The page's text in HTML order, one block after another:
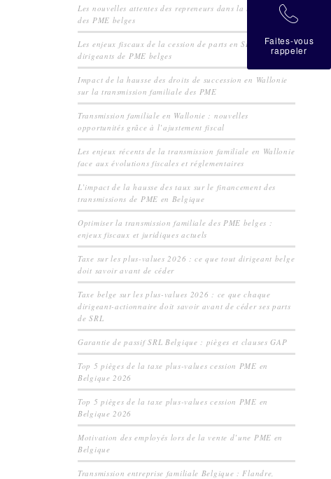
Les nouvelles attentes des repreneurs dans la transmission
des PME belges
Les enjeux fiscaux de la cession de parts en SRL pour les
dirigeants de PME belges
Impact de la hausse des droits de succession en Wallonie
sur la transmission familiale des PME
Transmission familiale en Wallonie : nouvelles
opportunités grâce à l’ajustement fiscal
Les enjeux récents de la transmission familiale en Wallonie
face aux évolutions fiscales et réglementaires
L’impact de la hausse des taux sur le financement des
transmissions de PME en Belgique
Optimiser la transmission familiale des PME belges :
enjeux fiscaux et juridiques actuels
Taxe sur les plus-values 2026 : ce que tout dirigeant belge
doit savoir avant de céder
Taxe belge sur les plus-values 2026 : ce que chaque
dirigeant-actionnaire doit savoir avant de céder ses parts
de SRL
Garantie de passif SRL Belgique : pièges et clauses GAP
Top 5 pièges de la taxe plus-values cession PME en
Belgique 2026
Top 5 pièges de la taxe plus-values cession PME en
Belgique 2026
Motivation des employés lors de la vente d’une PME en
Belgique
Transmission entreprise familiale Belgique : Flandre,
拉
Faites-vous
rappeler